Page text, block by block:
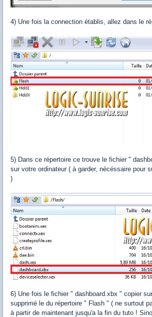
4) Une fois la connection établis, allez dans le
5) Dans ce répertoire ce trouve le fichier "
sur votre ordinateur ( à garder, nécéssaire pour
)
6) Une fois le fichier " dashboard.xbx " copier
supprimé le du répertoire " Flash " ( ne surtout
à partir de maintenant jusqu'a la fin du tuto !